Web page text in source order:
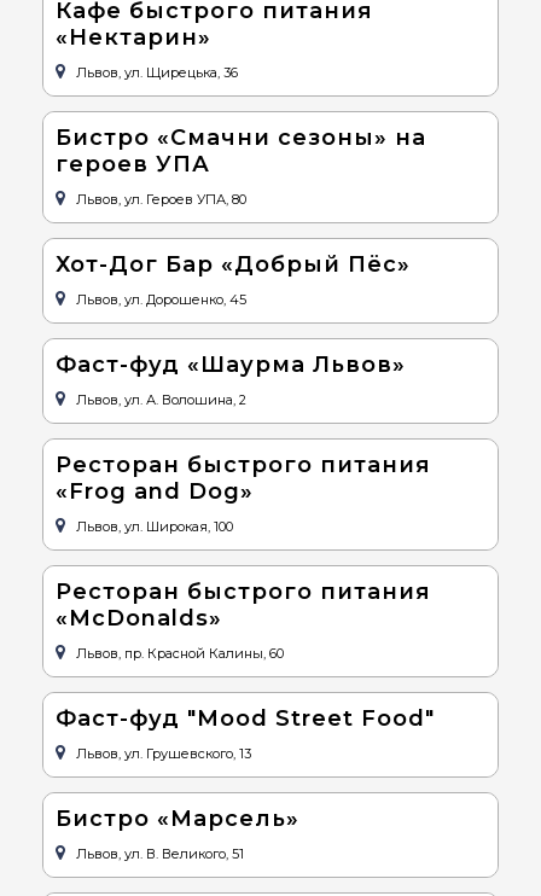
Кафе быстрого питания
«Нектарин»
Львов, ул. Щирецька, 36
Бистро «Смачни сезоны» на
героев УПА
Львов, ул. Героев УПА, 80
Хот-Дог Бар «Добрый Пёс»
Львов, ул. Дорошенко, 45
Фаст-фуд «Шаурма Львов»
Львов, ул. А. Волошина, 2
Ресторан быстрого питания
«Frog and Dog»
Львов, ул. Широкая, 100
Ресторан быстрого питания
«McDonalds»
Львов, пр. Красной Калины, 60
Фаст-фуд "Mood Street Food"
Львов, ул. Грушевского, 13
Бистро «Марсель»
Львов, ул. В. Великого, 51